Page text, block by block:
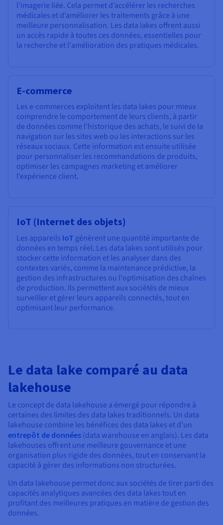
l’imagerie liée. Cela permet d’accélérer les recherches
médicales et d’améliorer les traitements grâce à une
meilleure personnalisation. Les data lakes offrent aussi
un accès rapide à toutes ces données, essentielles pour
la recherche et l'amélioration des pratiques médicales.
E-commerce
Les e-commerces exploitent les data lakes pour mieux
comprendre le comportement de leurs clients, à partir
de données comme l'historique des achats, le suivi de la
navigation sur les sites web ou les interactions sur les
réseaux sociaux. Cette information est ensuite utilisée
pour personnaliser les recommandations de produits,
optimiser les campagnes marketing et améliorer
l’expérience client.
IoT (Internet des objets)
Les appareils IoT génèrent une quantité importante de
données en temps réel. Les data lakes sont utilisés pour
stocker cette information et les analyser dans des
contextes variés, comme la maintenance prédictive, la
gestion des infrastructures ou l'optimisation des chaînes
de production. Ils permettent aux sociétés de mieux
surveiller et gérer leurs appareils connectés, tout en
optimisant leur performance.
Le data lake comparé au data
lakehouse
Le concept de data lakehouse a émergé pour répondre à
certaines des limites des data lakes traditionnels. Un data
lakehouse combine les bénéfices des data lakes et d’un
entrepôt de données (data warehouse en anglais). Les data
lakehouses offrent une meilleure gouvernance et une
organisation plus rigide des données, tout en conservant la
capacité à gérer des informations non structurées.
Un data lakehouse permet donc aux sociétés de tirer parti des
capacités analytiques avancées des data lakes tout en
profitant des meilleures pratiques en matière de gestion des
données.